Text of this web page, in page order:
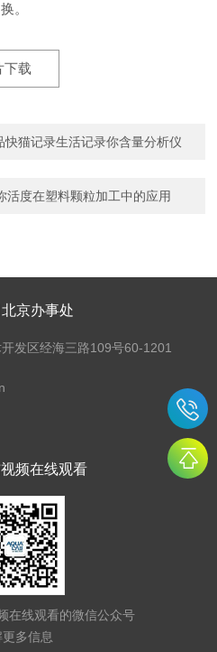
。
下载
快猫记录生活记录你含量分析仪
活度在塑料颗粒加工中的应用
京办事处
术开发区经海三路109号60-1201
频在线观看
在线观看的微信公众号
更多信息